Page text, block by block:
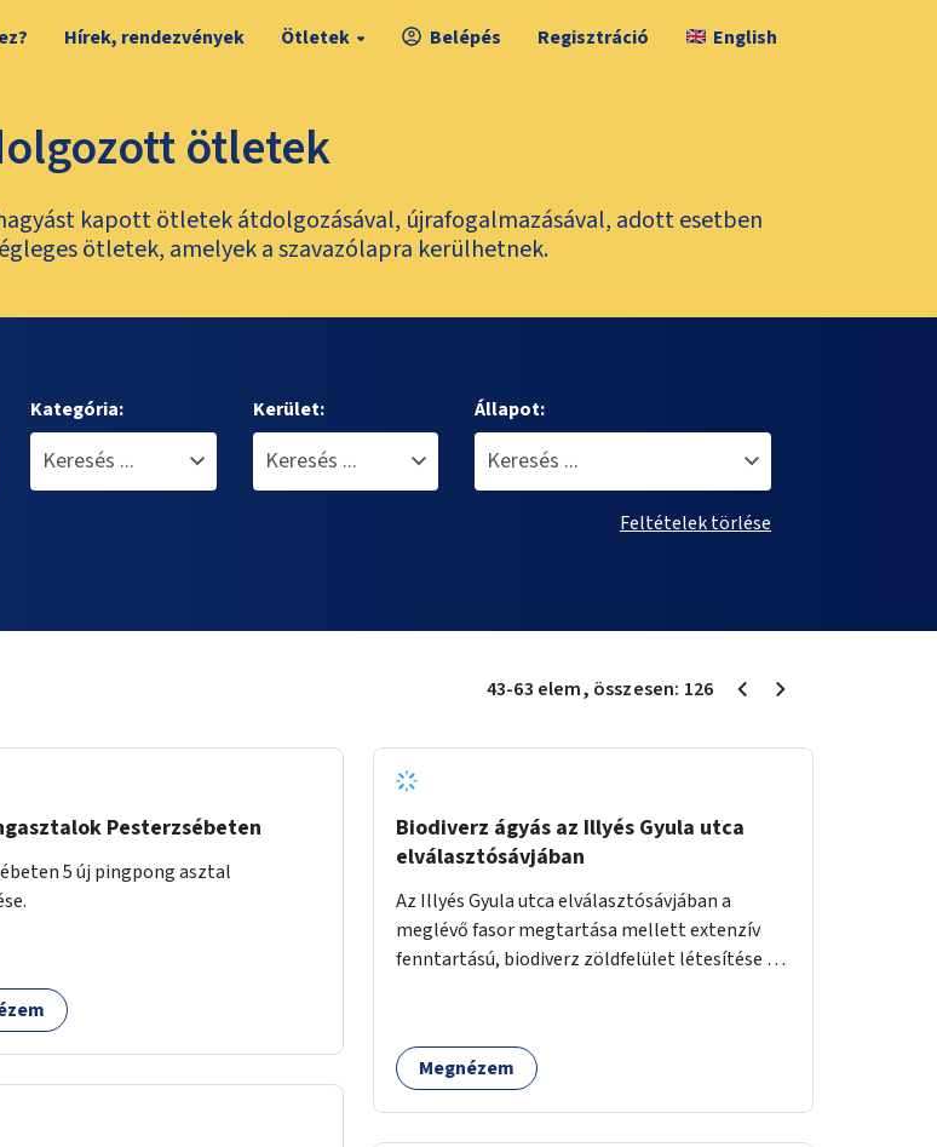
Hírek, rendezvények Ötletek Belépés Regisztráció English
ötletek
kapott ötletek átdolgozásával, újrafogalmazásával, adott esetben
ötletek, amelyek a szavazólapra kerülhetnek.
Kategória: Kerület: Állapot:
Feltételek törlése
43-63 elem, összesen: 126
Pesterzsébeten
5 új pingpong asztal
Biodiverz ágyás az Illyés Gyula utca
elválasztósávjában
Az Illyés Gyula utca elválasztósávjában a
meglévő fasor megtartása mellett extenzív
fenntartású, biodiverz zöldfelület létesítése a
Megnézem